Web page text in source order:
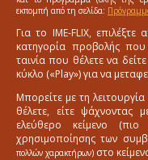
εκπομπή από τη σελίδα:
Για το IME-FLIX,
κατηγορία προβολής που
ταινία που θέλετε να
κύκλο («Play») για να
Μπορείτε με τη λειτουργία
θέλετε, είτε ψάχνοντας
ελεύθερο κείμενο
χρησιμοποίησης των
πολλών χαρακτήρων) στο